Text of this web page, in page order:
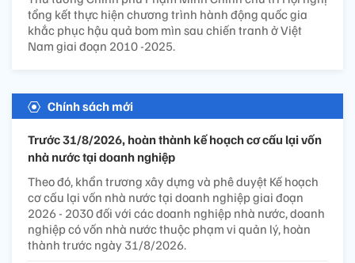
tổng kết thực hiện chương trình hành động quốc gia
khắc phục hậu quả bom mìn sau chiến tranh ở Việt
Nam giai đoạn 2010 -2025.
Chính sách mới
Trước 31/8/2026, hoàn thành kế hoạch cơ cấu lại vốn
nhà nước tại doanh nghiệp
Theo đó, khẩn trương xây dựng và phê duyệt Kế hoạch
cơ cấu lại vốn nhà nước tại doanh nghiệp giai đoạn
2026 - 2030 đối với các doanh nghiệp nhà nước, doanh
nghiệp có vốn nhà nước thuộc phạm vi quản lý, hoàn
thành trước ngày 31/8/2026.